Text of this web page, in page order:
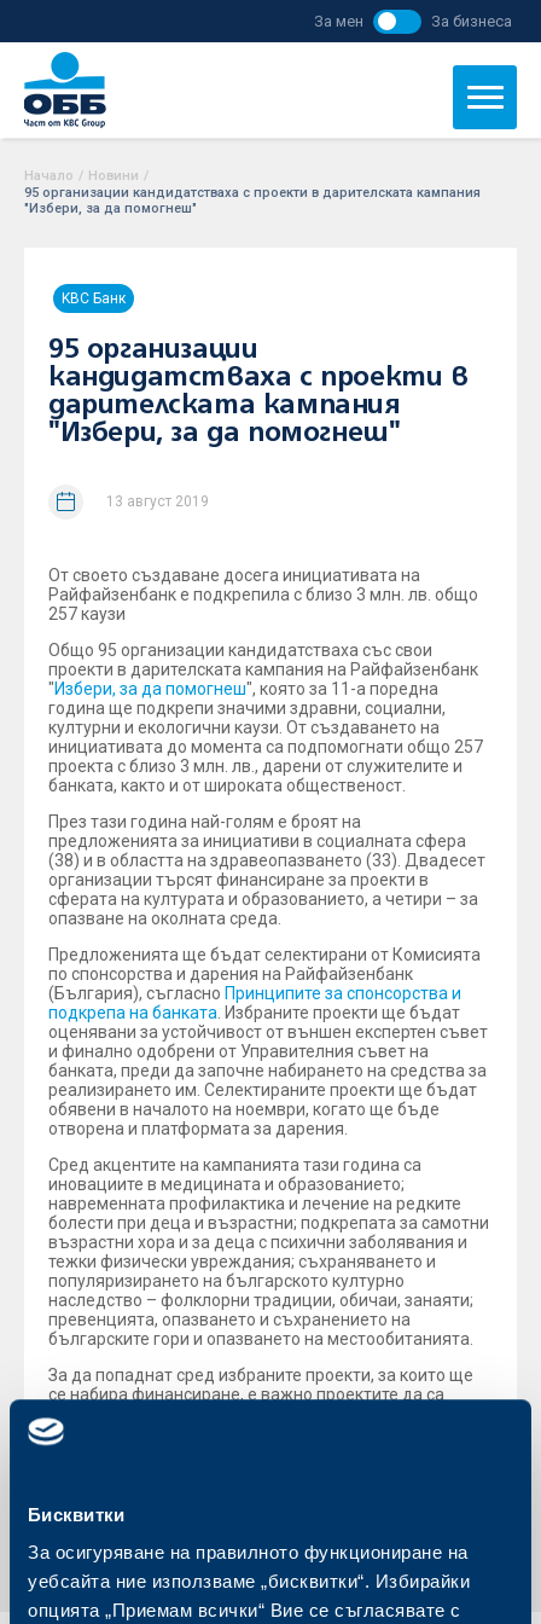
Бисквитки
За осигуряване на правилното функциониране на
уебсайта ние използваме „бисквитки“. Избирайки
опцията „Приемам всички“ Вие се съгласявате с
За мен За бизнеса
Начало / Новини /
95 организации кандидатстваха с проекти в дарителската кампания
"Избери, за да помогнеш"
KBC Банк
95 организации
кандидатстваха с проекти в
дарителската кампания
"Избери, за да помогнеш"
13 август 2019
От своето създаване досега инициативата на
Райфайзенбанк е подкрепила с близо 3 млн. лв. общо
257 каузи
Общо 95 организации кандидатстваха със свои
проекти в дарителската кампания на Райфайзенбанк
"Избери, за да помогнеш", която за 11-а поредна
година ще подкрепи значими здравни, социални,
културни и екологични каузи. От създаването на
инициативата до момента са подпомогнати общо 257
проекта с близо 3 млн. лв., дарени от служителите и
банката, както и от широката общественост.
През тази година най-голям е броят на
предложенията за инициативи в социалната сфера
(38) и в областта на здравеопазването (33). Двадесет
организации търсят финансиране за проекти в
сферата на културата и образованието, а четири – за
опазване на околната среда.
Предложенията ще бъдат селектирани от Комисията
по спонсорства и дарения на Райфайзенбанк
(България), съгласно Принципите за спонсорства и
подкрепа на банката . Избраните проекти ще бъдат
оценявани за устойчивост от външен експертен съвет
и финално одобрени от Управителния съвет на
банката, преди да започне набирането на средства за
реализирането им. Селектираните проекти ще бъдат
обявени в началото на ноември, когато ще бъде
отворена и платформата за дарения.
Сред акцентите на кампанията тази година са
иновациите в медицината и образованието;
навременната профилактика и лечение на редките
болести при деца и възрастни; подкрепата за самотни
възрастни хора и за деца с психични заболявания и
тежки физически увреждания; съхраняването и
популяризирането на българското културно
наследство – фолклорни традиции, обичаи, занаяти;
превенцията, опазването и съхранението на
българските гори и опазването на местообитанията.
За да попаднат сред избраните проекти, за които ще
се набира финансиране, е важно проектите да са
устойчиви, да засягат конкретна целева група и
резултатът от тях да бъде ясно измерим.
Обратно към всички новини